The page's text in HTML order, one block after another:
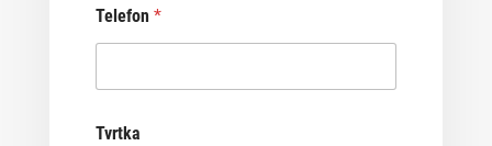
Telefon *
Tvrtka